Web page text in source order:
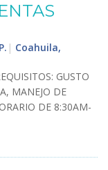
| Coahuila,
: GUSTO
, MANEJO DE
DE 8:30AM-